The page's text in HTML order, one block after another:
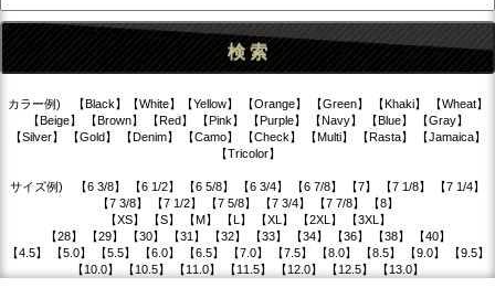
カラー例) 【Black】【White】【Yellow】 【Orange】 【Green】 【Khaki】 【Wheat】
【Beige】 【Brown】 【Red】 【Pink】 【Purple】 【Navy】 【Blue】 【Gray】
【Silver】 【Gold】 【Denim】 【Camo】 【Check】 【Multi】 【Rasta】 【Jamaica】
【Tricolor】
サイズ例) 【6 3/8】 【6 1/2】 【6 5/8】 【6 3/4】 【6 7/8】 【7】 【7 1/8】 【7 1/4】
【7 3/8】 【7 1/2】 【7 5/8】 【7 3/4】 【7 7/8】 【8】
【XS】 【S】 【M】 【L】 【XL】 【2XL】 【3XL】
【28】 【29】 【30】 【31】 【32】 【33】 【34】 【36】 【38】 【40】
【4.5】 【5.0】 【5.5】 【6.0】 【6.5】 【7.0】 【7.5】 【8.0】 【8.5】 【9.0】 【9.5】
【10.0】 【10.5】 【11.0】 【11.5】 【12.0】 【12.5】 【13.0】